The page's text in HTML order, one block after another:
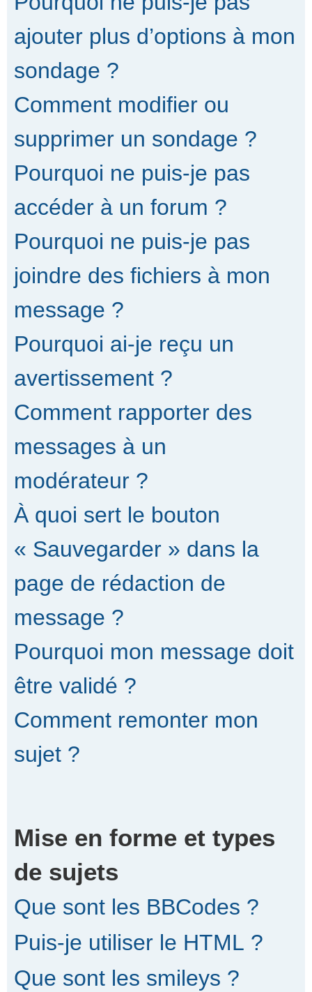
ajouter plus d’options à mon
sondage ?
Comment modifier ou
supprimer un sondage ?
Pourquoi ne puis-je pas
accéder à un forum ?
Pourquoi ne puis-je pas
joindre des fichiers à mon
message ?
Pourquoi ai-je reçu un
avertissement ?
Comment rapporter des
messages à un
modérateur ?
À quoi sert le bouton
« Sauvegarder » dans la
page de rédaction de
message ?
Pourquoi mon message doit
être validé ?
Comment remonter mon
sujet ?
Mise en forme et types
de sujets
Que sont les BBCodes ?
Puis-je utiliser le HTML ?
Que sont les smileys ?